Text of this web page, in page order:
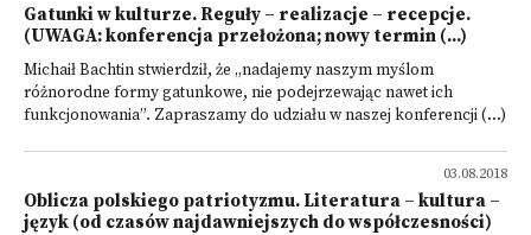
Gatunki w kulturze. Reguły – realizacje – recepcje.
(UWAGA: konferencja przełożona; nowy termin (...)
Michaił Bachtin stwierdził, że „nadajemy naszym myślom
różnorodne formy gatunkowe, nie podejrzewając nawet ich
funkcjonowania”. Zapraszamy do udziału w naszej konferencji (...)
03.08.2018
Oblicza polskiego patriotyzmu. Literatura – kultura –
język (od czasów najdawniejszych do współczesności)